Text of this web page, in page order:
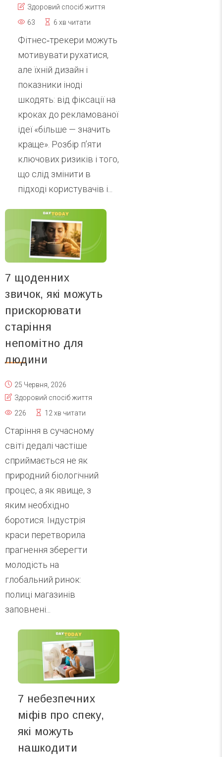
Здоровий спосіб життя
63
6 хв читати
Фітнес‑трекери можуть
мотивувати рухатися,
але їхній дизайн і
показники іноді
шкодять: від фіксації на
кроках до рекламованої
ідеї «більше — значить
краще». Розбір п’яти
ключових ризиків і того,
що слід змінити в
підході користувачів і...
7 щоденних
звичок, які можуть
прискорювати
старіння
непомітно для
людини
25 Червня, 2026
Здоровий спосіб життя
226
12 хв читати
Старіння в сучасному
світі дедалі частіше
сприймається не як
природний біологічний
процес, а як явище, з
яким необхідно
боротися. Індустрія
краси перетворила
прагнення зберегти
молодість на
глобальний ринок:
полиці магазинів
заповнені...
7 небезпечних
міфів про спеку,
які можуть
нашкодити